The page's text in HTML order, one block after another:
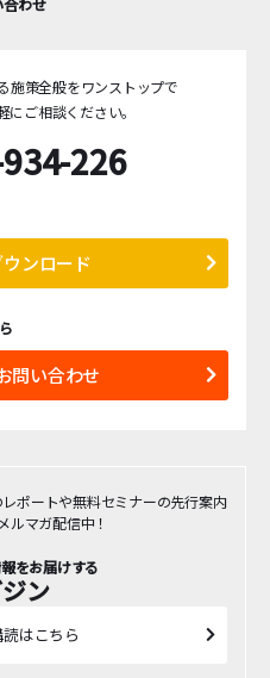
施策全般をワンストップで
にご相談ください。
226
ンロード
問い合わせ
ポートや無料セミナーの先行案内
ルマガ配信中！
をお届けする
ン
はこちら